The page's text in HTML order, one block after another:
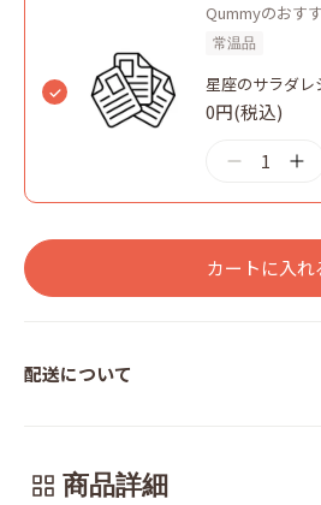
Qummyのおす
常温品
星座のサラダレ
0円(税込)
1
カートに入れ
配送について
商品詳細